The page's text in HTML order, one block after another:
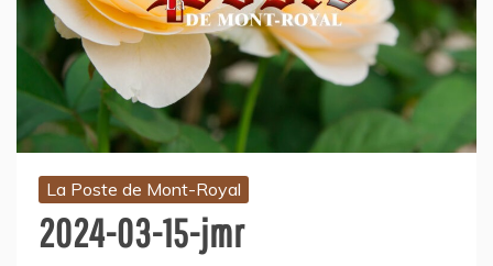
La Poste de Mont-Royal
2024-03-15-jmr